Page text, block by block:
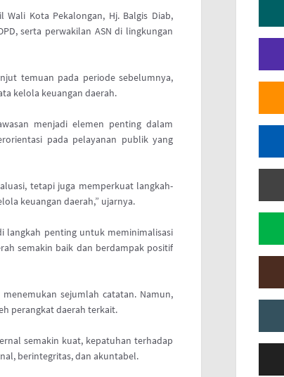
Kota Pekalongan, Hj. Balgis Diab,
serta perwakilan ASN di lingkungan
temuan pada periode sebelumnya,
kelola keuangan daerah.
menjadi elemen penting dalam
pada pelayanan publik yang
tetapi juga memperkuat langkah-
keuangan daerah,” ujarnya.
langkah penting untuk meminimalisasi
semakin baik dan berdampak positif
sejumlah catatan. Namun,
perangkat daerah terkait.
semakin kuat, kepatuhan terhadap
berintegritas, dan akuntabel.